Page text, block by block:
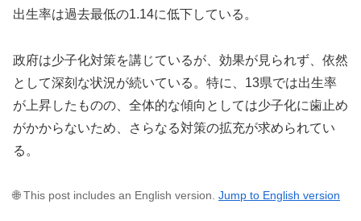
出生率は過去最低の1.14に低下している。
政府は少子化対策を講じているが、効果が見られず、依然
として深刻な状況が続いている。特に、13県では出生率
が上昇したものの、全体的な傾向としては少子化に歯止め
がかからないため、さらなる対策の拡充が求められてい
る。
🌐 This post includes an English version. Jump to English version